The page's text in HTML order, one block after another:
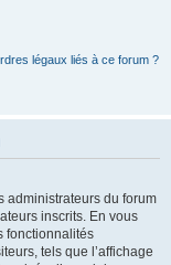
légaux liés à ce forum ?
administrateurs du forum
inscrits. En vous
fonctionnalités
tels que l’affichage